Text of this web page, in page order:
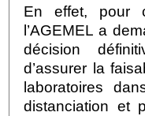
En effet, pour
l’AGEMEL a
décision
d’assurer la
laboratoires
distanciation et